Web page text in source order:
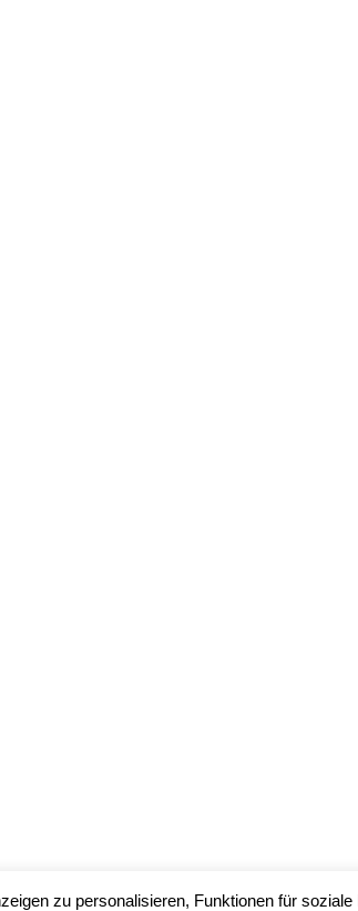
zu personalisieren, Funktionen für